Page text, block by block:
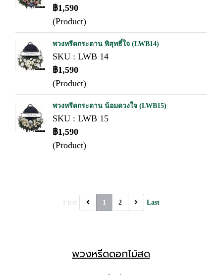
฿1,590
(Product)
พวงหรีดกระดาน พิสุทธิ์ใจ (LWB14)
SKU : LWB 14
฿1,590
(Product)
พวงหรีดกระดาน น้อมดวงใจ (LWB15)
SKU : LWB 15
฿1,590
(Product)
1 2 Last
พวงหรีดดอกไม้สด